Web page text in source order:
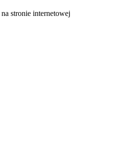
na stronie internetowej